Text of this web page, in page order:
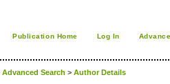
Publication Home Log In
Advanced Search > Author Details